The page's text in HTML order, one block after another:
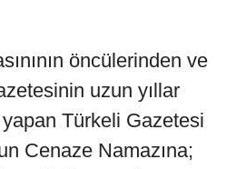
öncülerinden ve
uzun yıllar
Türkeli Gazetesi
Cenaze Namazına;